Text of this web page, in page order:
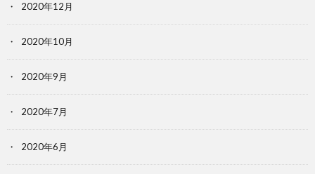
2020年12月
2020年10月
2020年9月
2020年7月
2020年6月